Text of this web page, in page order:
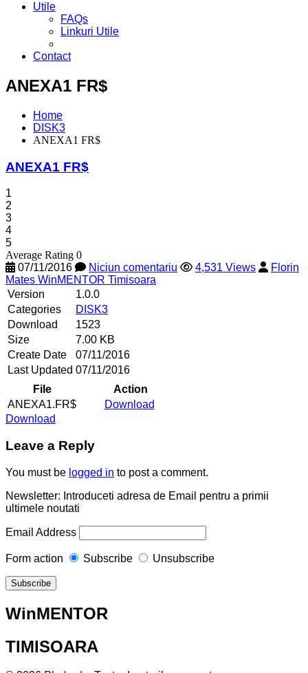
Utile
FAQs
Linkuri Utile
Contact
ANEXA1 FR$
Home
DISK3
ANEXA1 FR$
ANEXA1 FR$
1
2
3
4
5
Average Rating 0
07/11/2016
Niciun comentariu 4,531 Views
Florin
Mates WinMENTOR Timisoara
Version
1.0.0
Categories
DISK3
Download
1523
Size
7.00 KB
Create Date
07/11/2016
Last Updated 07/11/2016
File
Action
ANEXA1.FR$
Download
Download
Leave a Reply
You must be logged in to post a comment.
Newsletter: Introduceti adresa de Email pentru a primii
ultimele noutati
Email Address
Form action Subscribe Unsubscribe
WinMENTOR
TIMISOARA